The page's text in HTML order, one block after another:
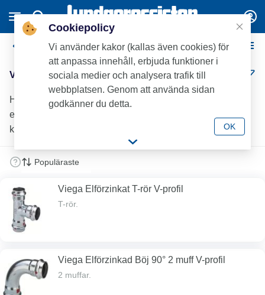
Viega Elförzinkade Pressdelar
Viega Elförzinkade Pressdelar (20)
Hos Lundagrossisten hittar du ett brett sortiment av Viega
elförzinkade pressdelar och presskopplingar för värme-,
kyl- och tryckluftsanläggningar.
Viega Elförzinkat T-rör V-profil
T-rör.
Viega Elförzinkad Böj 90° 2 muff V-profil
2 muffar.
Cookiepolicy
Vi använder kakor (kallas även cookies) för
att anpassa innehåll, erbjuda funktioner i
sociala medier och analysera trafik till
webbplatsen. Genom att använda sidan
godkänner du detta.
OK